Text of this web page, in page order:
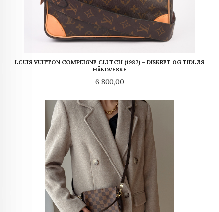
LOUIS VUITTON COMPEIGNE CLUTCH (1987) – DISKRET OG TIDLØS
HÅNDVESKE
Pris
6 800,00